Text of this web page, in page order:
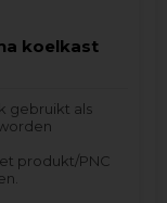
koelkast
gebruikt als
produkt/PNC